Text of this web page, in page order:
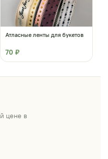
Атласные ленты для букетов
70 ₽
цене в